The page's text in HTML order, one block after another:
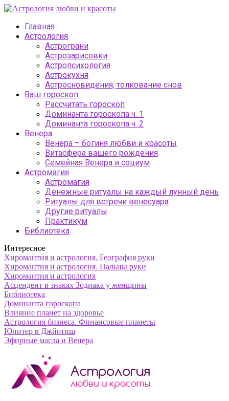
Главная
Астрология
Астрограни
Астрозарисовки
Астропсихология
Астрокухня
Астросновидения, толкование снов
Ваш гороскоп
Рассчитать гороскоп
Доминанта гороскопа ч. 1
Доминанта гороскопа ч. 2
Венера
Венера – богиня любви и красоты
Витасфера вашего рождения
Семейная Венера и социум
Астромагия
Астромагия
Денежные ритуалы на каждый лунный день
Ритуалы для встречи венесуара
Другие ритуалы
Практикум
Библиотека
Интересное
Хиромантия и астрология. География руки
Хиромантия и астрология. Пальцы руки
Хиромантия и астрология
Асцендент в знаках Зодиака у женщины
Библиотека
Доминанта гороскопа
Влияние планет на здоровье
Астрология бизнеса. Финансовые планеты
Юпитер в Джйотиш
Эфирные масла и Венера